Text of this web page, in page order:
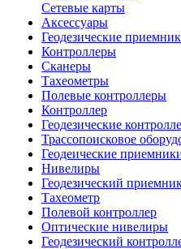
Сетевые карты
Аксессуары
Геодезические
Контроллеры
Сканеры
Тахеометры
Полевые контроллеры
Контроллер
Геодезические
Трассопоисковое
Геодеические
Нивелиры
Геодезический
Тахеометр
Полевой контроллер
Оптические нивелиры
Геодезический